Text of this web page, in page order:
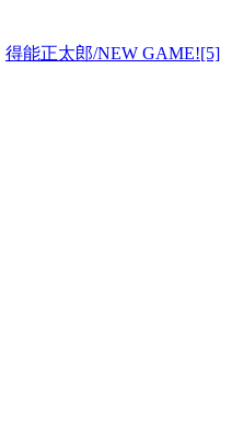
得能正太郎/NEW GAME![5]